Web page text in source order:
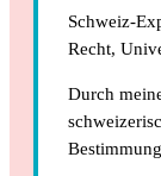
Schweiz-
Recht,
Durch